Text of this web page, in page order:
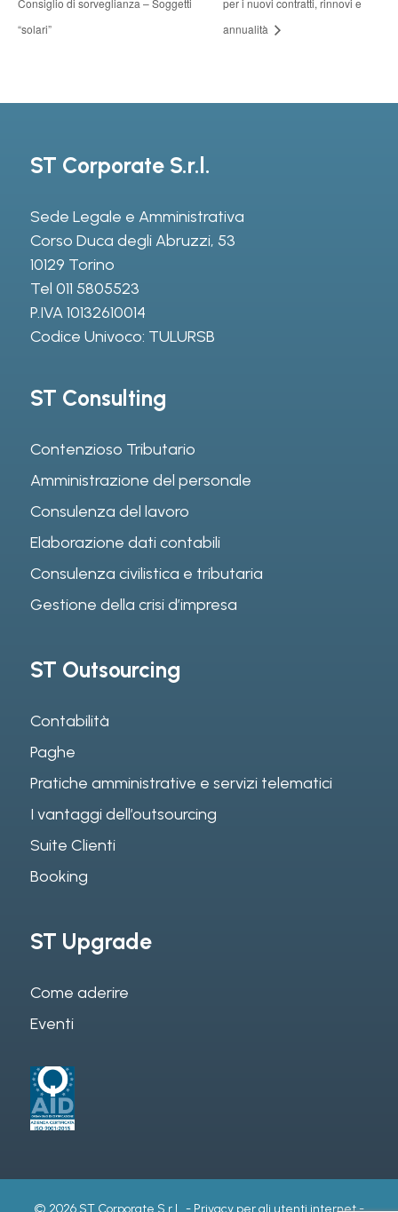
“solari”
annualità
ST Corporate S.r.l.
Sede Legale e Amministrativa
Corso Duca degli Abruzzi, 53
10129 Torino
Tel 011 5805523
P.IVA 10132610014
Codice Univoco: TULURSB
ST Consulting
Contenzioso Tributario
Amministrazione del personale
Consulenza del lavoro
Elaborazione dati contabili
Consulenza civilistica e tributaria
Gestione della crisi d’impresa
ST Outsourcing
Contabilità
Paghe
Pratiche amministrative e servizi telematici
I vantaggi dell’outsourcing
Suite Clienti
Booking
ST Upgrade
Come aderire
Eventi
© 2026 ST Corporate S.r.l.. - Privacy per gli utenti internet-